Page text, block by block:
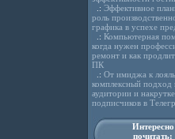
.: Эффективное
роль
графика в успехе
.: Компьютерная
когда нужен
ремонт и как
ПК
.: От имиджа к
комплексный подход
аудитории и накрутке
подписчиков в
Интересно
почитать: